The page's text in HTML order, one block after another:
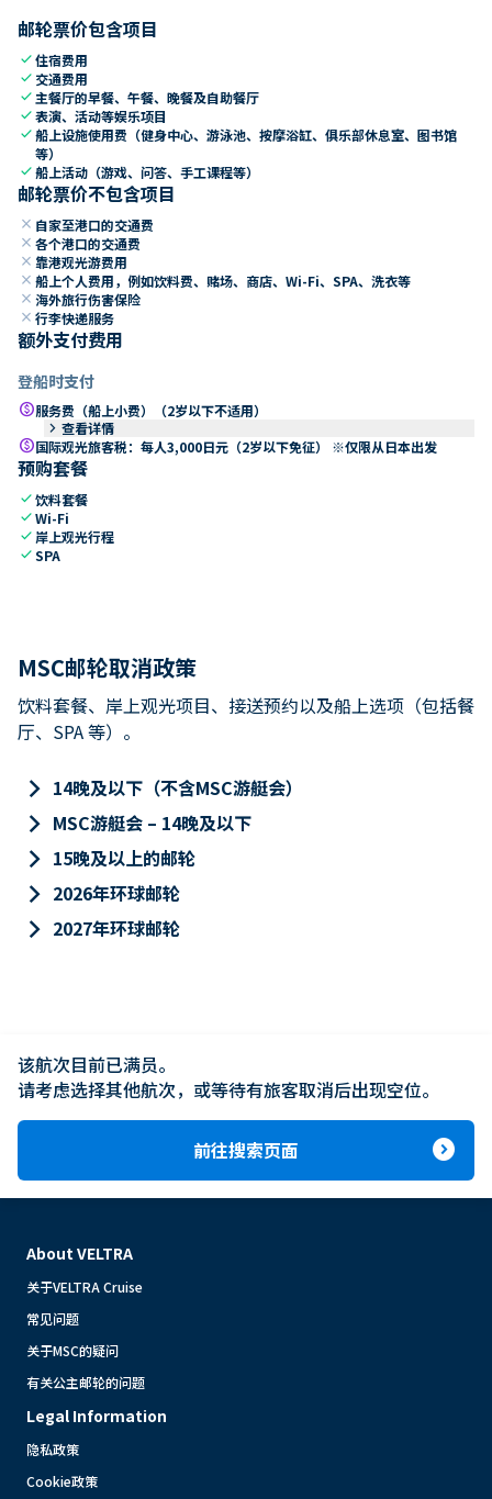
邮轮票价包含项目
check住宿费用
check 交通费用
check 主餐厅的早餐、午餐、晚餐及自助餐厅
check表演、活动等娱乐项目
check船上设施使用费（健身中心、游泳池、按摩浴缸、俱乐部休息室、图书馆
等）
check船上活动（游戏、问答、手工课程等）
邮轮票价不包含项目
close 自家至港口的交通费
close 各个港口的交通费
close 靠港观光游费用
close 船上个人费用，例如饮料费、赌场、商店、Wi-Fi、SPA、洗衣等
close 海外旅行伤害保险
close 行李快递服务
额外支付费用
登船时支付
paid服务费（船上小费）（2岁以下不适用）
keyboard_arrow_right 查看详情
paid国际观光旅客税：每人3,000日元（2岁以下免征） ※仅限从日本出发
预购套餐
check饮料套餐
checkWi-Fi
check 岸上观光行程
checkSPA
MSC邮轮取消政策
饮料套餐、岸上观光项目、接送预约以及船上选项（包括餐
厅、SPA 等）。
keyboard_arrow_right 14晚及以下（不含MSC游艇会）
keyboard_arrow_right MSC游艇会 – 14晚及以下
keyboard_arrow_right 15晚及以上的邮轮
keyboard_arrow_right 2026年环球邮轮
keyboard_arrow_right 2027年环球邮轮
该航次目前已满员。
请考虑选择其他航次，或等待有旅客取消后出现空位。
前往搜索页面 expand_circle_right
About VELTRA
关于VELTRA Cruise
常见问题
关于MSC的疑问
有关公主邮轮的问题
Legal Information
隐私政策
Cookie政策